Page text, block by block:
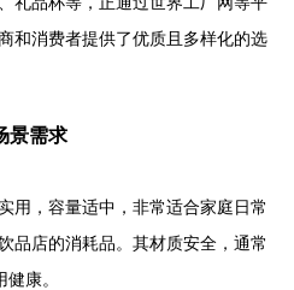
和消费者提供了优质且多样化的选
景需求
用，容量适中，非常适合家庭日常
品店的消耗品。其材质安全，通常
康。